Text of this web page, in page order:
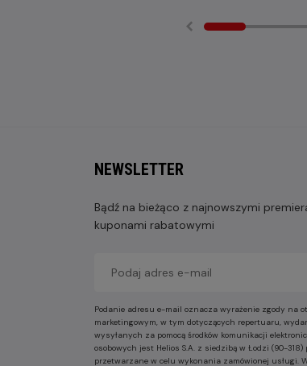
NEWSLETTER
Bądź na bieżąco z najnowszymi
kuponami rabatowymi
Podanie adresu e-mail oznacza wyrażenie zgody na
marketingowym, w tym dotyczących repertuaru,
wysyłanych za pomocą środków komunikacji
osobowych jest Helios S.A. z siedzibą w Łodzi (90-
przetwarzane w celu wykonania zamówionej